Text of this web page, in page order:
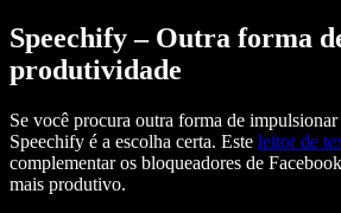
Speechify – Outra forma
produtividade
Se você procura outra forma de
Speechify é a escolha certa. Este leitor de
complementar os bloqueadores de
mais produtivo.